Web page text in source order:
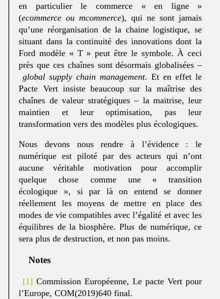
en particulier le commerce « en ligne »
(ecommerce ou mcommerce), qui ne sont jamais
qu’une réorganisation de la chaine logistique, se
situant dans la continuité des innovations dont la
Ford modèle « T » peut être le symbole. À ceci
près que ces chaînes sont désormais globalisées –
global supply chain management. Et en effet le
Pacte Vert insiste beaucoup sur la maîtrise des
chaînes de valeur stratégiques – la maitrise, leur
maintien et leur optimisation, pas leur
transformation vers des modèles plus écologiques.
Nous devons nous rendre à l’évidence : le
numérique est piloté par des acteurs qui n’ont
aucune véritable motivation pour accomplir
quelque chose comme une « transition
écologique », si par là on entend se donner
réellement les moyens de mettre en place des
modes de vie compatibles avec l’égalité et avec les
équilibres de la biosphère. Plus de numérique, ce
sera plus de destruction, et non pas moins.
Notes
[1] Commission Européenne, Le pacte Vert pour
l’Europe, COM(2019)640 final.